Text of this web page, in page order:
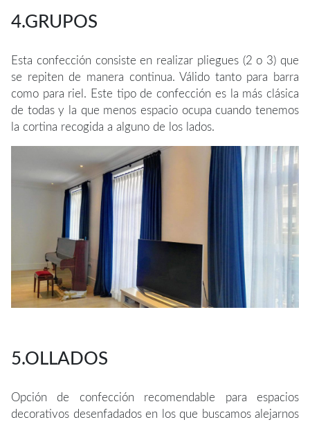
4.GRUPOS
Esta confección consiste en realizar pliegues (2 o 3) que
se repiten de manera continua. Válido tanto para barra
como para riel. Este tipo de confección es la más clásica
de todas y la que menos espacio ocupa cuando tenemos
la cortina recogida a alguno de los lados.
5.OLLADOS
Opción de confección recomendable para espacios
decorativos desenfadados en los que buscamos alejarnos